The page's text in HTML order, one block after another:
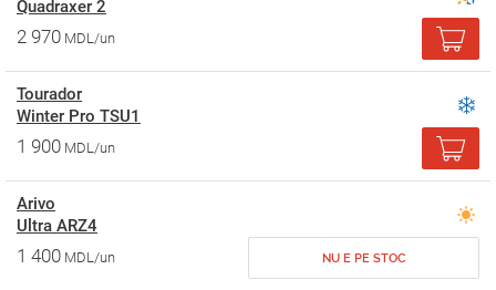
Quadraxer 2
2 970 MDL/un
Tourador
Winter Pro TSU1
1 900 MDL/un
Arivo
Ultra ARZ4
1 400 MDL/un NU E PE STOC